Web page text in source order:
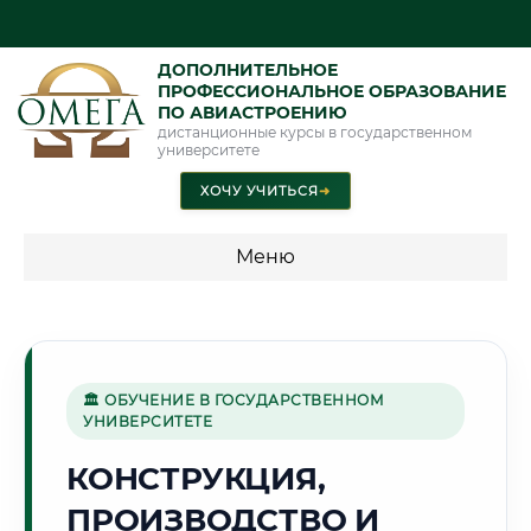
ДОПОЛНИТЕЛЬНОЕ
ПРОФЕССИОНАЛЬНОЕ ОБРАЗОВАНИЕ
ПО АВИАСТРОЕНИЮ
дистанционные курсы в государственном
университете
ХОЧУ УЧИТЬСЯ➜
Меню
🌾
Г. ТАМБОВ
🏛 ОБУЧЕНИЕ В ГОСУДАРСТВЕННОМ
УНИВЕРСИТЕТЕ
КОНСТРУКЦИЯ,
ПРОИЗВОДСТВО И